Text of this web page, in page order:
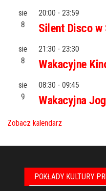
sie
8
20:00 - 23:59
Silent Disco
sie
8
21:30 - 23:30
Wakacyjne
sie
9
08:30 - 09:45
Wakacyjna
Zobacz kalendarz
POKŁADY KULTURY